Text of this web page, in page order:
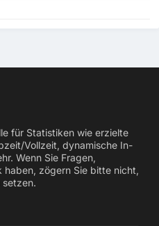
für Statistiken wie erzielte
Vollzeit, dynamische In-
Wenn Sie Fragen,
haben, zögern Sie bitte nicht,
setzen.